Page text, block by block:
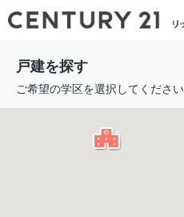
戸建を探す
ご希望の学区を選択してください